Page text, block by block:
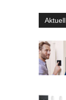
Aktuell